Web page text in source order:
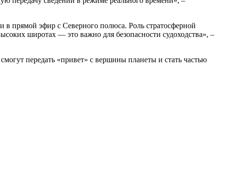
в прямой эфир с Северного полюса. Роль стратосферной
широтах — это важно для безопасности судоходства», –
передать «привет» с вершины планеты и стать частью